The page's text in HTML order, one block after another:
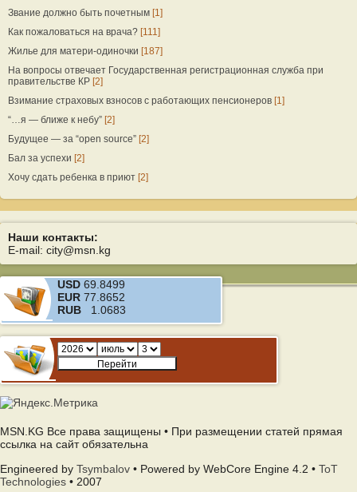
Звание должно быть почетным [1]
Как пожаловаться на врача? [111]
Жилье для матери-одиночки [187]
На вопросы отвечает Государственная регистрационная служба при
правительстве КР [2]
Взимание страховых взносов с работающих пенсионеров [1]
“…я — ближе к небу” [2]
Будущее — за “open source” [2]
Бал за успехи [2]
Хочу сдать ребенка в приют [2]
Наши контакты:
E-mail: city@msn.kg
USD 69.8499
EUR 77.8652
RUB 1.0683
MSN.KG Все права защищены • При размещении статей прямая
ссылка на сайт обязательна
Engineered by Tsymbalov • Powered by WebCore Engine 4.2 • ToT
Technologies • 2007